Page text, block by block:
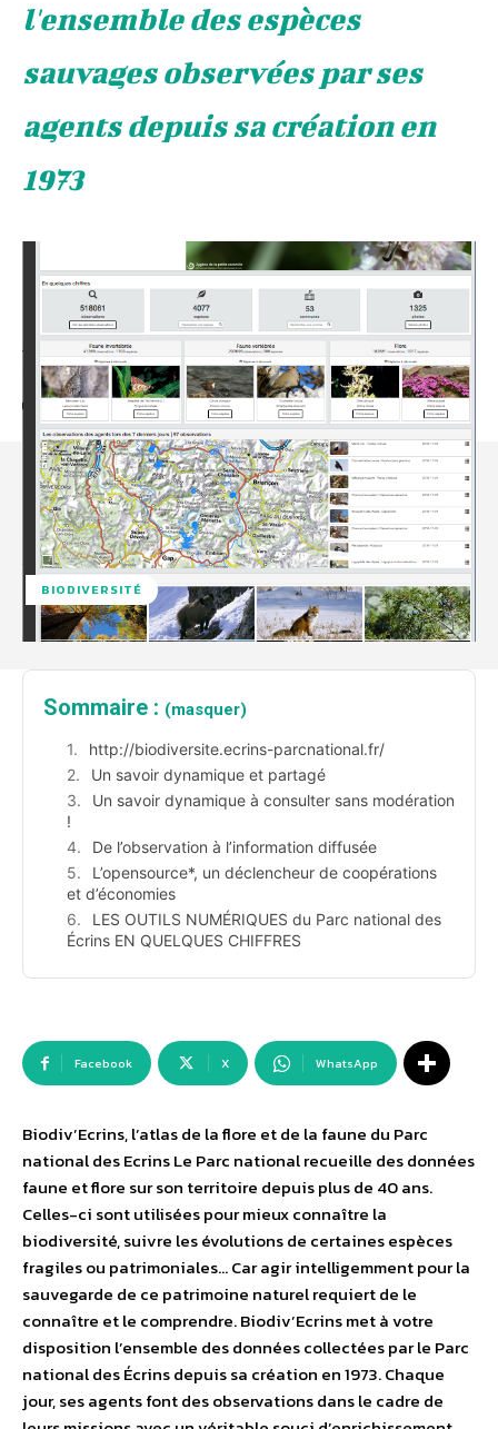
l'ensemble des espèces
sauvages observées par ses
agents depuis sa création en
1973
BIODIVERSITÉ
Sommaire : (masquer)
http://biodiversite.ecrins-parcnational.fr/
Un savoir dynamique et partagé
Un savoir dynamique à consulter sans modération
!
De l’observation à l’information diffusée
L’opensource*, un déclencheur de coopérations
et d’économies
LES OUTILS NUMÉRIQUES du Parc national des
Écrins EN QUELQUES CHIFFRES
Facebook X WhatsApp
Biodiv’Ecrins, l’atlas de la flore et de la faune du Parc
national des Ecrins Le Parc national recueille des données
faune et flore sur son territoire depuis plus de 40 ans.
Celles-ci sont utilisées pour mieux connaître la
biodiversité, suivre les évolutions de certaines espèces
fragiles ou patrimoniales… Car agir intelligemment pour la
sauvegarde de ce patrimoine naturel requiert de le
connaître et le comprendre. Biodiv’Ecrins met à votre
disposition l’ensemble des données collectées par le Parc
national des Écrins depuis sa création en 1973. Chaque
jour, ses agents font des observations dans le cadre de